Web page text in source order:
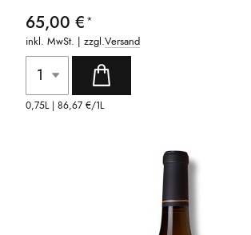
65,00 €
inkl. MwSt. | zzgl.Versand
0,75L |86,67 €/1L